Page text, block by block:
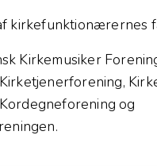
kirkefunktionærernes
Kirkemusiker
og